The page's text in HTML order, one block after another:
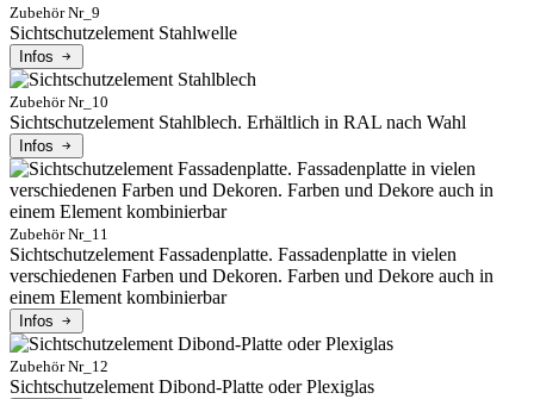
Zubehör Nr_9
Sichtschutzelement Stahlwelle
Infos
Zubehör Nr_10
Sichtschutzelement Stahlblech. Erhältlich in RAL nach Wahl
Infos
Zubehör Nr_11
Sichtschutzelement Fassadenplatte. Fassadenplatte in vielen
verschiedenen Farben und Dekoren. Farben und Dekore auch in
einem Element kombinierbar
Infos
Zubehör Nr_12
Sichtschutzelement Dibond-Platte oder Plexiglas